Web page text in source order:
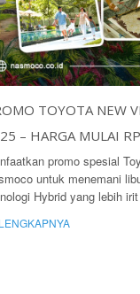
TOYOTA NEW
– HARGA MULAI
promo spesial
untuk menemani
Hybrid yang lebih